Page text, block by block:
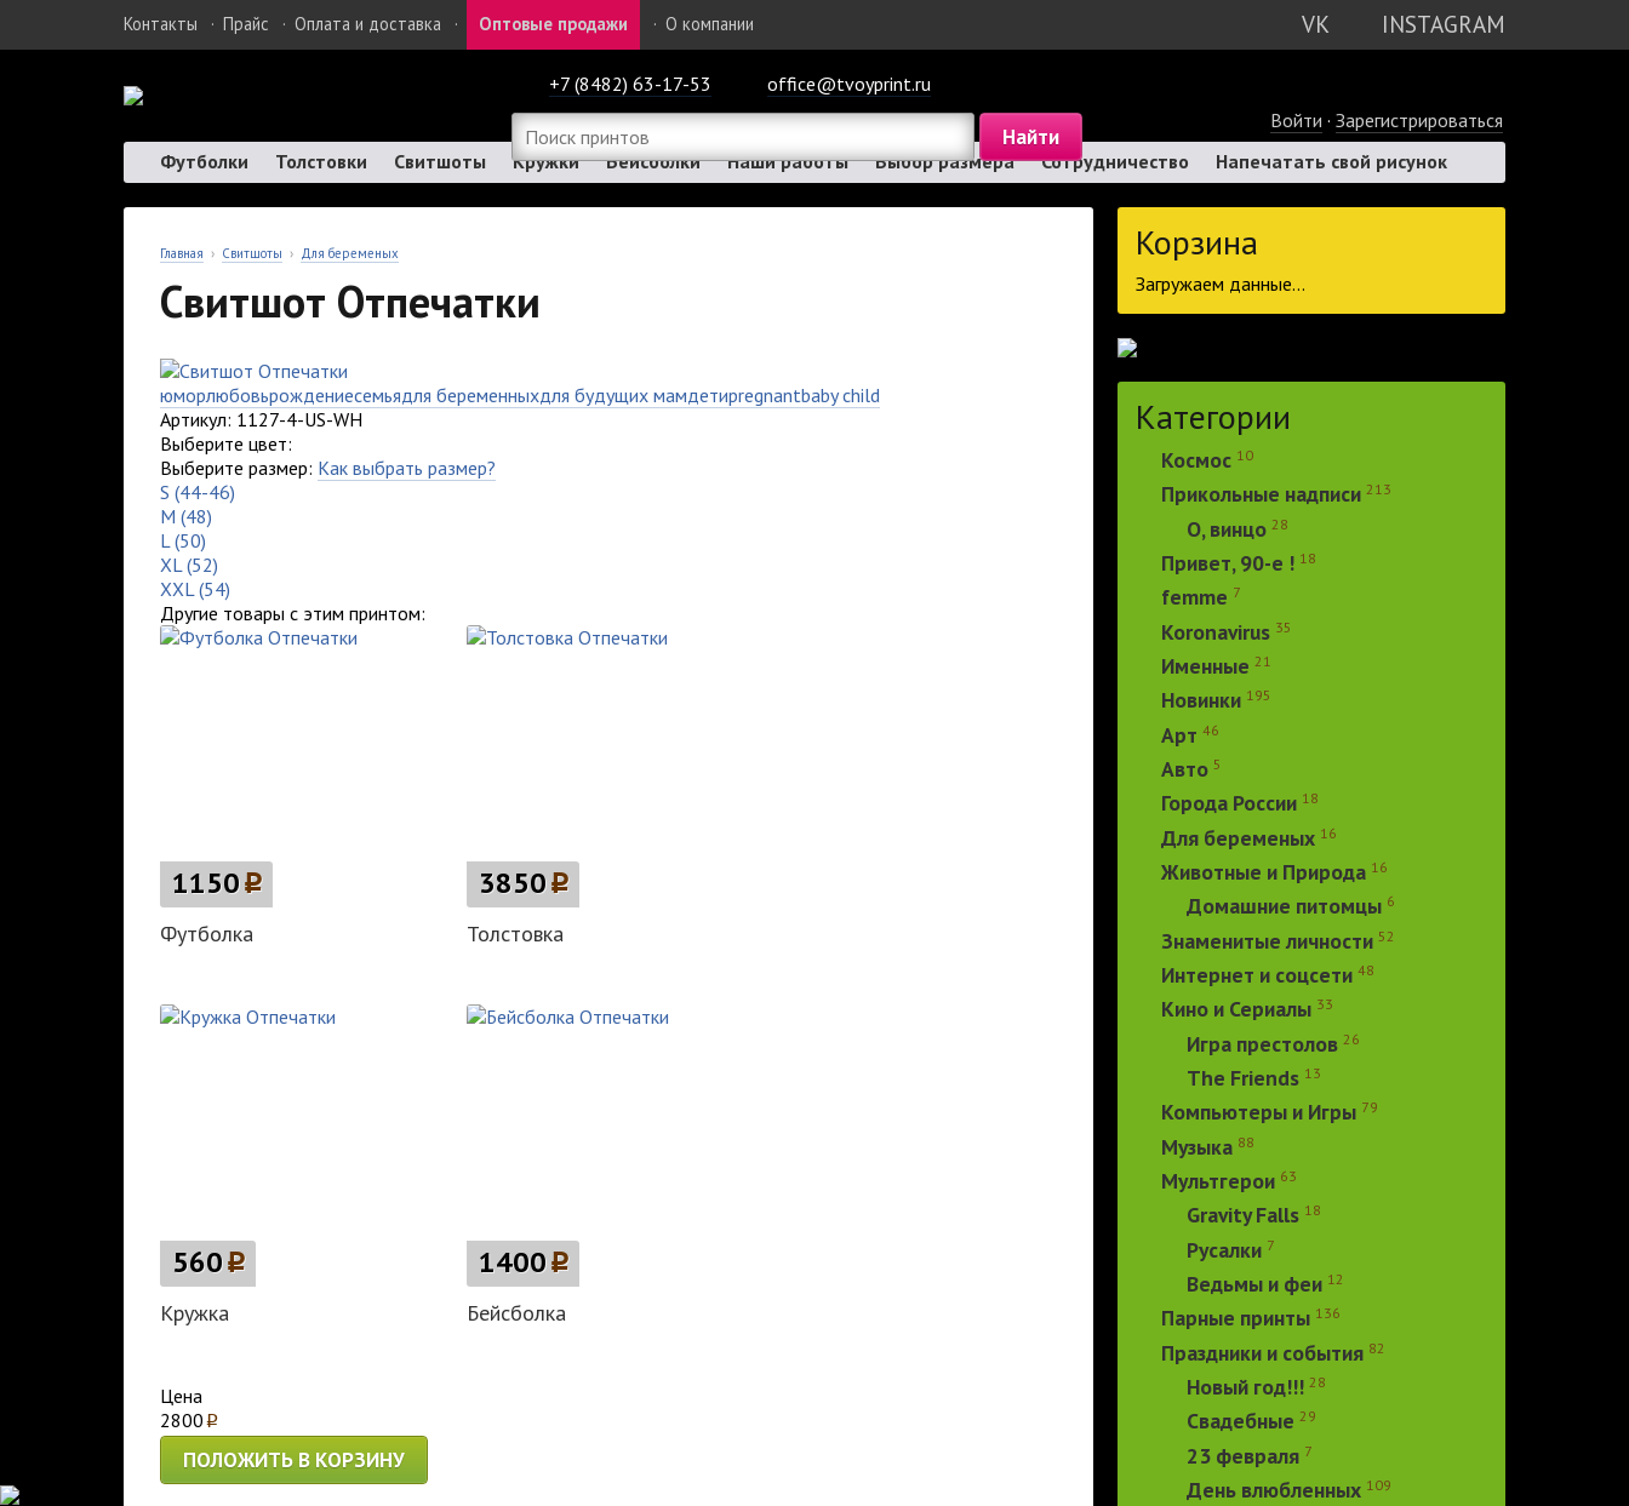
VK INSTAGRAM
Контакты · Прайс · Оплата и доставка · Оптовые продажи · О компании
+7 (8482) 63-17-53
office@tvoyprint.ru
Войти · Зарегистрироваться
Футболки
Толстовки Свитшоты Кружки Бейсболки Наши работы Выбор размера Сотрудничество Напечатать свой рисунок
Главная › Свитшоты › Для беременых
Свитшот Отпечатки
юморлюбовьрождениесемьядля беременныхдля будущих мамдетиpregnantbaby child
Артикул: 1127-4-US-WH
Выберите цвет:
Выберите размер: Как выбрать размер?
S (44-46)
M (48)
L (50)
XL (52)
XXL (54)
Другие товары с этим принтом:
1150p
Футболка
3850p
Толстовка
560p
Кружка
1400p
Бейсболка
Цена
2800p
ПОЛОЖИТЬ В КОРЗИНУ
Корзина
Загружаем данные...
Категории
Космос 10
Прикольные надписи 213
О, винцо 28
Привет, 90-е ! 18
femme 7
Koronavirus 35
Именные 21
Новинки 195
Арт 46
Авто 5
Города России 18
Для беременых 16
Животные и Природа 16
Домашние питомцы 6
Знаменитые личности 52
Интернет и соцсети 48
Кино и Сериалы 33
Игра престолов 26
The Friends 13
Компьютеры и Игры 79
Музыка 88
Мультгерои 63
Gravity Falls 18
Русалки 7
Ведьмы и феи 12
Парные принты 136
Праздники и события 82
Новый год!!! 28
Свадебные 29
23 февраля 7
День влюбленных 109